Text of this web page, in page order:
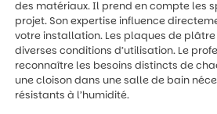
des matériaux. Il prend en compte les
projet. Son expertise influence
votre installation. Les plaques de
diverses conditions d’utilisation. Le
reconnaître les besoins distincts de
une cloison dans une salle de bain
résistants à l’humidité.